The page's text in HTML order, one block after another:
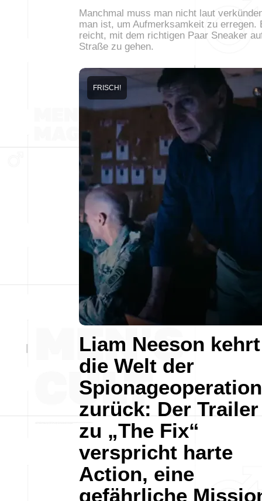
Manchmal muss man nicht laut
man ist, um Aufmerksamkeit zu erregen.
reicht, mit dem richtigen Paar Sneaker
Straße zu gehen.
Liam Neeson
die Welt der
zurück: Der Trailer
zu „The Fix“
verspricht harte
Action, eine
gefährliche
FRISCH!